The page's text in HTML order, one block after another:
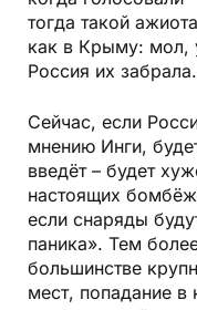
тогда такой
как в Крыму: мол,
Россия их
Сейчас, если
мнению Инги,
введёт – будет
настоящих
если снаряды
паника». Тем
большинстве
мест, попадание в